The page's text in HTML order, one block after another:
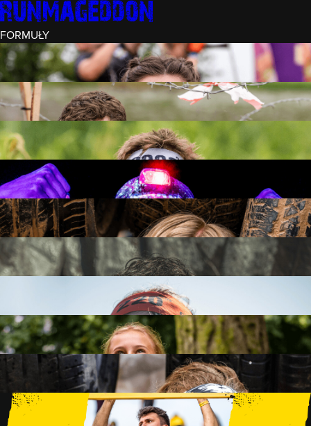
FORMUŁY
INTRO (¼)
15 PRZESZKÓD
3 KM+
REKRUT (½)
30 PRZESZKÓD
6 KM+
RUNMAGEDDON
50 PRZESZKÓD
12 KM+
NOCNY REKRUT (½)
30 PRZESZKÓD
6 KM+
INTRO U-16
15 PRZESZKÓD
3 KM+
RUNMAGEDDON HARDCORE
70 PRZESZKÓD
21 KM+
42 KM+
FAMILY
15 PRZESZKÓD
2 KM+
KIDS
15 PRZESZKÓD
1 KM+
TRENINGI
WYDARZENIA